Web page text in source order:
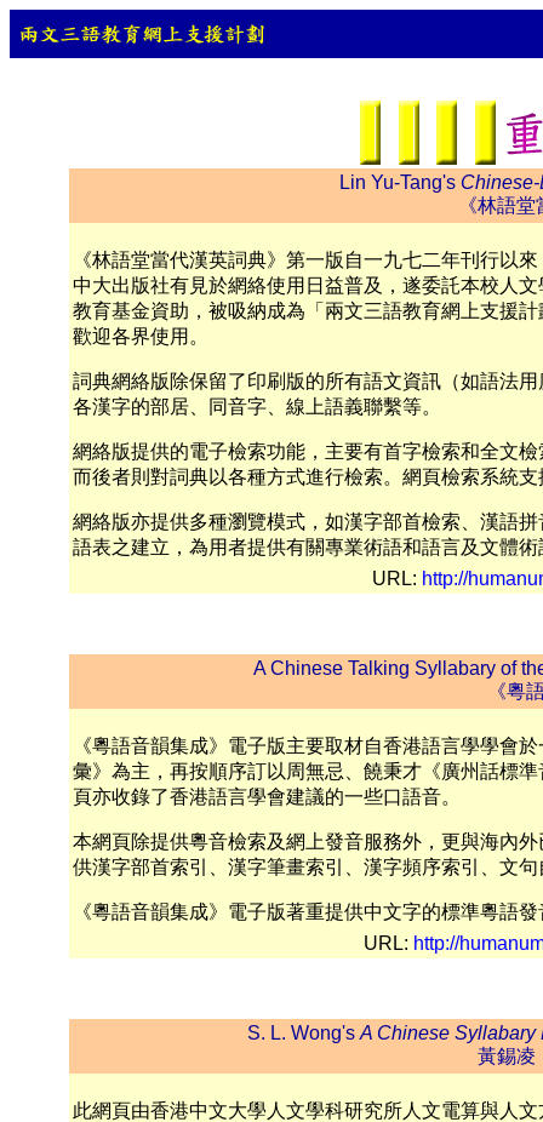
Lin Yu-Tang's
《林語
《林語堂當代漢英詞典》第一版自一九七二年刊行以
中大出版社有見於網絡使用日益普及，遂委託本校人
教育基金資助，被吸納成為「兩文三語教育網上支援
歡迎各界使用。
詞典網絡版除保留了印刷版的所有語文資訊（如語法
各漢字的部居、同音字、線上語義聯繫等。
網絡版提供的電子檢索功能，主要有首字檢索和全文
而後者則對詞典以各種方式進行檢索。網頁檢索系統
網絡版亦提供多種瀏覽模式，如漢字部首檢索、漢語
語表之建立，為用者提供有關專業術語和語言及文體
URL: http://
A Chinese Talking Syllabary of
《粵
《粵語音韻集成》電子版主要取材自香港語言學學會
彙》為主，再按順序訂以周無忌、饒秉才《廣州話標
頁亦收錄了香港語言學會建議的一些口語音。
本網頁除提供粵音檢索及網上發音服務外，更與海內
供漢字部首索引、漢字筆畫索引、漢字頻序索引、文
《粵語音韻集成》電子版著重提供中文字的標準粵語
URL: http://
S. L. Wong's A Chinese Syllabary
黃錫凌
此網頁由香港中文大學人文學科研究所人文電算與人